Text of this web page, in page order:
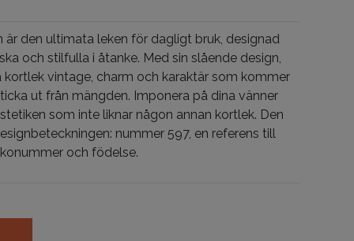
är den ultimata leken för dagligt bruk, designad
och stilfulla i åtanke. Med sin slående design,
kortlek vintage, charm och karaktär som kommer
ut från mängden. Imponera på dina vänner
som inte liknar någon annan kortlek. Den
nummer 597, en referens till
och födelse.